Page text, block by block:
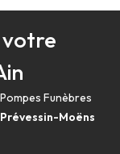
votre
Pompes Funèbres
Prévessin-Moëns